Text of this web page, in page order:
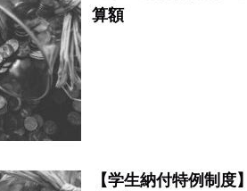
算額
【学生納付特例制